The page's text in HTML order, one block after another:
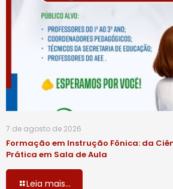
7 de agosto de 2026
Formação em Instrução Fônica: da
Prática em Sala de Aula
Leia mais...